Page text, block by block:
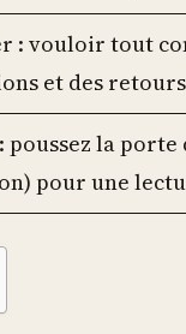
: vouloir tout
et des
poussez la
pour une